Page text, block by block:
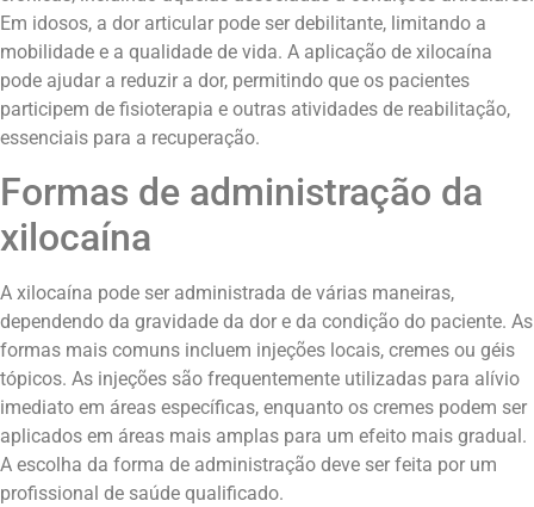
Em idosos, a dor articular pode ser debilitante, limitando a
mobilidade e a qualidade de vida. A aplicação de xilocaína
pode ajudar a reduzir a dor, permitindo que os pacientes
participem de fisioterapia e outras atividades de reabilitação,
essenciais para a recuperação.
Formas de administração da
xilocaína
A xilocaína pode ser administrada de várias maneiras,
dependendo da gravidade da dor e da condição do paciente. As
formas mais comuns incluem injeções locais, cremes ou géis
tópicos. As injeções são frequentemente utilizadas para alívio
imediato em áreas específicas, enquanto os cremes podem ser
aplicados em áreas mais amplas para um efeito mais gradual.
A escolha da forma de administração deve ser feita por um
profissional de saúde qualificado.